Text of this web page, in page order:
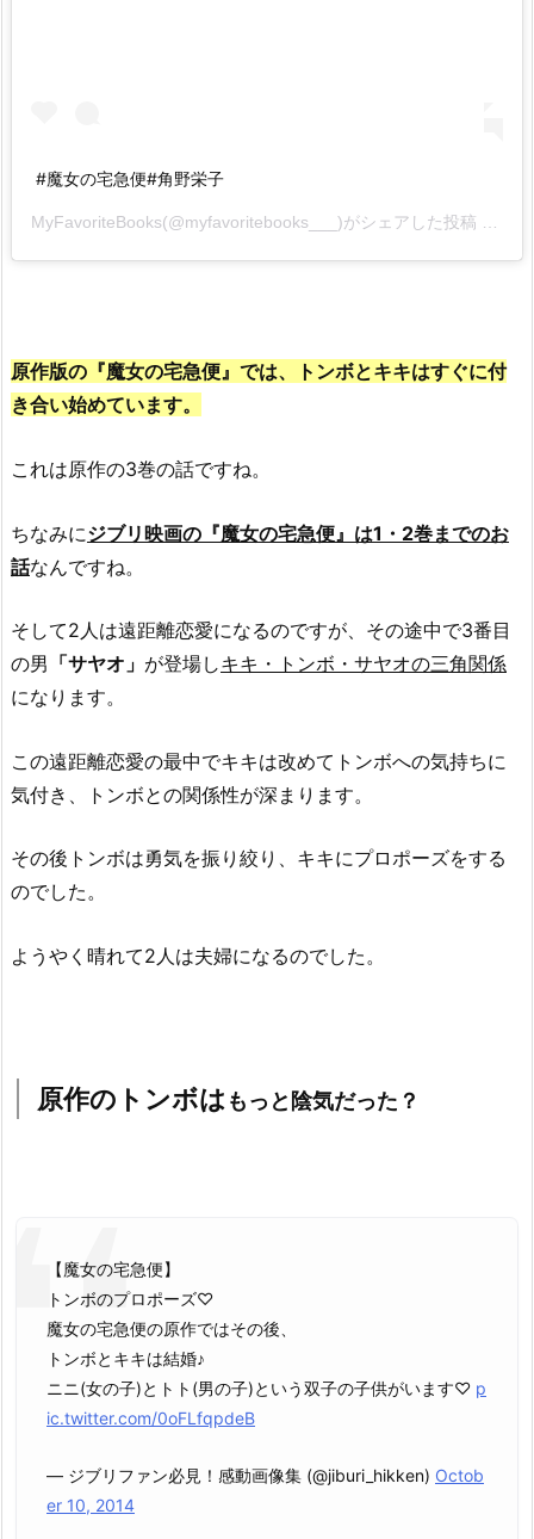
#魔女の宅急便#角野栄子
原作版の『魔女の宅急便』では、トンボとキキはすぐに付
き合い始めています。
これは原作の3巻の話ですね。
ちなみにジブリ映画の『魔女の宅急便』は1・2巻までのお
話なんですね。
そして2人は遠距離恋愛になるのですが、その途中で3番目
の男 「サヤオ」 が登場しキキ・トンボ・サヤオの三角関係
になります。
この遠距離恋愛の最中でキキは改めてトンボへの気持ちに
気付き、トンボとの関係性が深まります。
その後トンボは勇気を振り絞り、キキにプロポーズをする
のでした。
ようやく晴れて2人は夫婦になるのでした。
原作のトンボは もっと陰気だった？
【魔女の宅急便】
トンボのプロポーズ♡
魔女の宅急便の原作ではその後、
トンボとキキは結婚♪
ニニ(女の子)とトト(男の子)という双子の子供がいます♡ p
ic.twitter.com/0oFLfqpdeB
— ジブリファン必見！感動画像集 (@jiburi_hikken) Octob
er 10, 2014